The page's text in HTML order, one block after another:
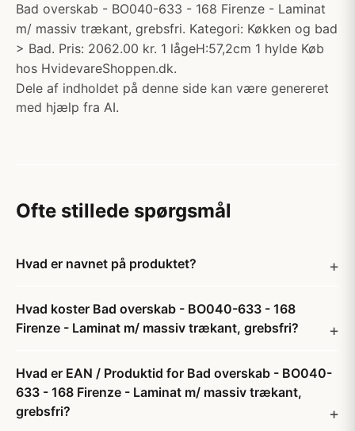
Bad overskab - BO040-633 - 168 Firenze - Laminat
m/ massiv trækant, grebsfri. Kategori: Køkken og bad
> Bad. Pris: 2062.00 kr. 1 lågeH:57,2cm 1 hylde Køb
hos HvidevareShoppen.dk.
Dele af indholdet på denne side kan være genereret
med hjælp fra AI.
Ofte stillede spørgsmål
Hvad er navnet på produktet?
Hvad koster Bad overskab - BO040-633 - 168
Firenze - Laminat m/ massiv trækant, grebsfri?
Hvad er EAN / Produktid for Bad overskab - BO040-
633 - 168 Firenze - Laminat m/ massiv trækant,
grebsfri?